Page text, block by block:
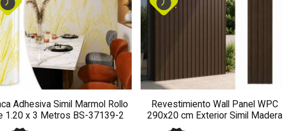
Adhesiva Simil Marmol Rollo
1.20 x 3 Metros BS-37139-2
Revestimiento Wall Panel WPC
290x20 cm Exterior Simil Madera